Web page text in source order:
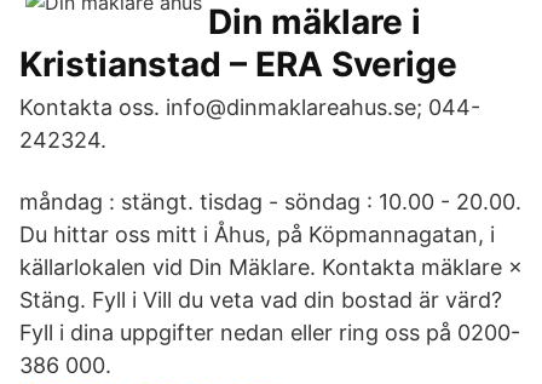
Din mäklare i
Kristianstad – ERA Sverige
Kontakta oss. info@dinmaklareahus.se; 044-
242324.
måndag : stängt. tisdag - söndag : 10.00 - 20.00.
Du hittar oss mitt i Åhus, på Köpmannagatan, i
källarlokalen vid Din Mäklare. Kontakta mäklare ×
Stäng. Fyll i Vill du veta vad din bostad är värd?
Fyll i dina uppgifter nedan eller ring oss på 0200-
386 000.